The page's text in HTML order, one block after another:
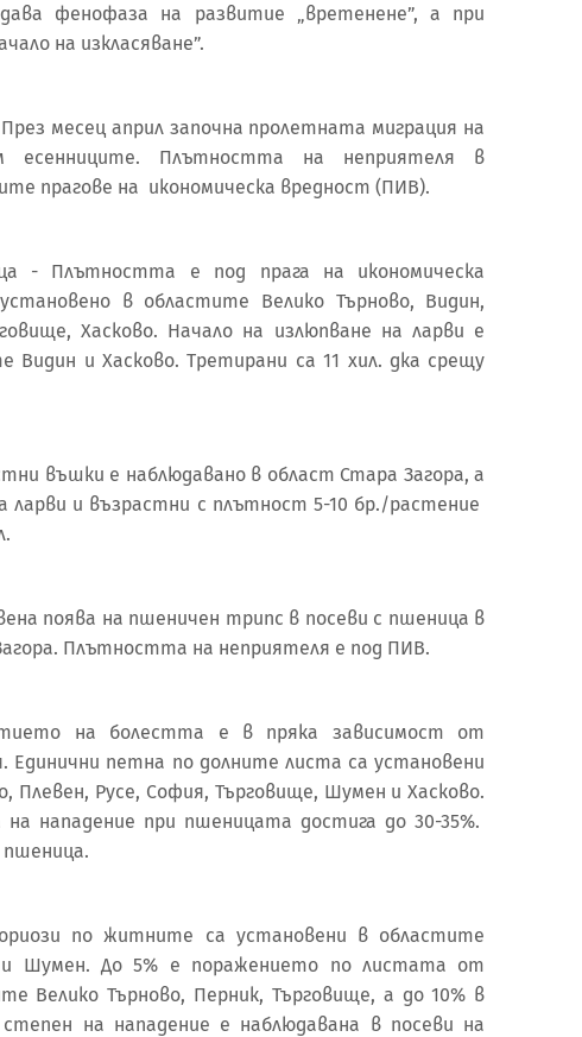
фенофаза на развитие „вретенене”, а при
на изкласяване”.
месец април започна пролетната миграция на
есенниците. Плътността на неприятеля в
прагове на икономическа вредност (ПИВ).
- Плътността е под прага на икономическа
в областите Велико Търново, Видин,
Хасково. Начало на излюпване на ларви е
Видин и Хасково. Третирани са 11 хил. дка срещу
въшки е наблюдавано в област Стара Загора, а
ларви и възрастни с плътност 5-10 бр./растение
поява на пшеничен трипс в посеви с пшеница в
Плътността на неприятеля е под ПИВ.
на болестта е в пряка зависимост от
Единични петна по долните листа са установени
Плевен, Русе, София, Търговище, Шумен и Хасково.
нападение при пшеницата достига до 30-35%.
пшеница.
по житните са установени в областите
и Шумен. До 5% е поражението по листата от
Велико Търново, Перник, Търговище, а до 10% в
на нападение е наблюдавана в посеви на